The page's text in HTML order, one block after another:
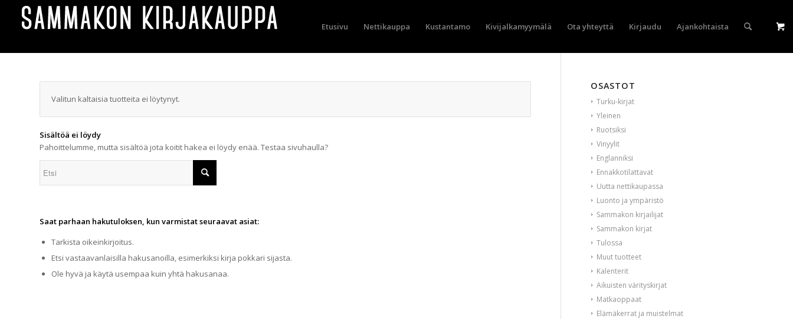
Etusivu Nettikauppa Kustantamo Kivijalkamyymälä Ota yhteyttä Kirjaudu Ajankohtaista
Valitun kaltaisia tuotteita ei löytynyt.
Sisältöä ei löydy
Pahoittelumme, mutta sisältöä jota koitit hakea ei löydy enää. Testaa sivuhaulla?
Saat parhaan hakutuloksen, kun varmistat seuraavat asiat:
Tarkista oikeinkirjoitus.
Etsi vastaavanlaisilla hakusanoilla, esimerkiksi kirja pokkari sijasta.
Ole hyvä ja käytä usempaa kuin yhtä hakusanaa.
OSASTOT
Turku-kirjat
Yleinen
Ruotsiksi
Vinyylit
Englanniksi
Ennakkotilattavat
Uutta nettikaupassa
Luonto ja ympäristö
Sammakon kirjailijat
Sammakon kirjat
Tulossa
Muut tuotteet
Kalenterit
Aikuisten värityskirjat
Matkaoppaat
Elämäkerrat ja muistelmat